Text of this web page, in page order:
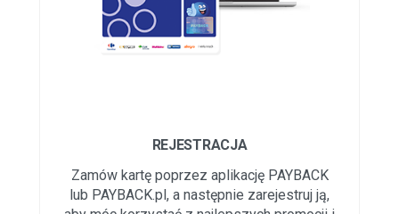
REJESTRACJA
Zamów kartę poprzez aplikację PAYBACK
lub PAYBACK.pl, a następnie zarejestruj ją,